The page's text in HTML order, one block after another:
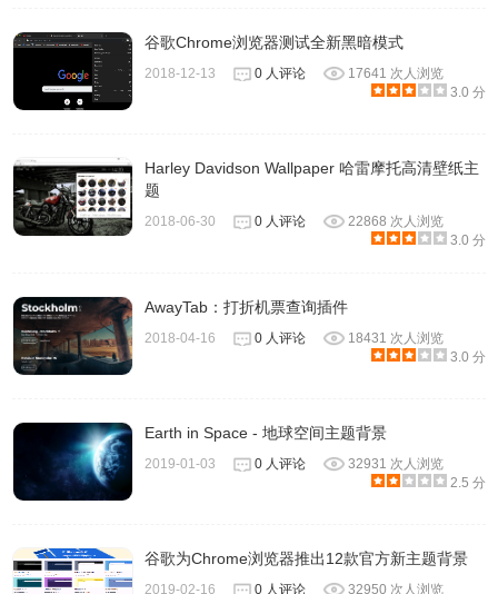
谷歌Chrome浏览器测试全新黑暗模式
2018-12-13 0 人评论
17641 次人浏览
3.0 分
Harley Davidson Wallpaper 哈雷摩托高清壁纸主
题
2018-06-30 0 人评论
22868 次人浏览
3.0 分
AwayTab：打折机票查询插件
2018-04-16 0 人评论
18431 次人浏览
3.0 分
Earth in Space - 地球空间主题背景
2019-01-03 0 人评论
32931 次人浏览
2.5 分
谷歌为Chrome浏览器推出12款官方新主题背景
2019-02-16 0 人评论 32950 次人浏览